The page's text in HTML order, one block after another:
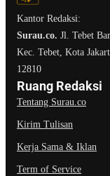
Kantor Redaksi:
Surau.co. Jl. Tebet
Kec. Tebet, Kota
12810
Ruang Redaksi
Tentang Surau.co
Kirim Tulisan
Kerja Sama & Iklan
Term of Service